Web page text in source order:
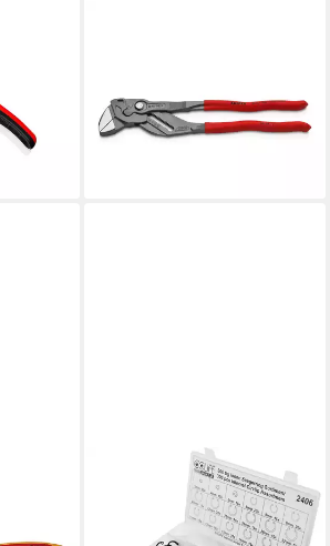
bei dir
Zange und
Schraubenschlüssel in einem
Klemmhülsenzange
Sprengringzangen